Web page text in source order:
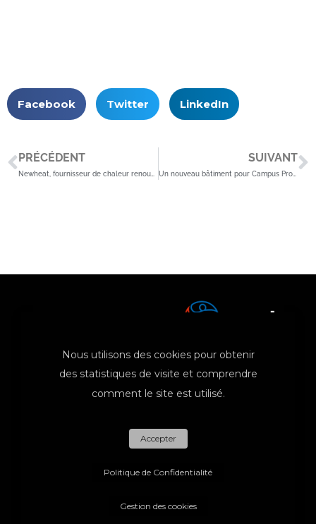
Facebook Twitter LinkedIn
Précédent
PRÉCÉDENT SUIVANT
Un nouveau bâtiment pour Campus Pro Dunkerque
Informations réglementaires
Nous utilisons des cookies pour obtenir
des statistiques de visite et comprendre
comment le site est utilisé.
Accepter
Politique de Confidentialité
Gestion des cookies